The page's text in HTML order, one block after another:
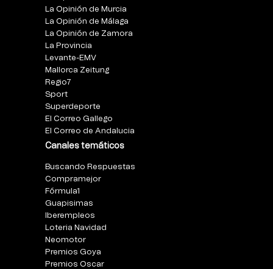
La Opinión de Murcia
La Opinión de Málaga
La Opinión de Zamora
La Provincia
Levante-EMV
Mallorca Zeitung
Regio7
Sport
Superdeporte
El Correo Gallego
El Correo de Andalucia
Canales temáticos
Buscando Respuestas
Compramejor
Fórmula1
Guapisimas
Iberempleos
Loteria Navidad
Neomotor
Premios Goya
Premios Oscar